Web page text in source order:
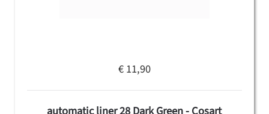
€ 11,90